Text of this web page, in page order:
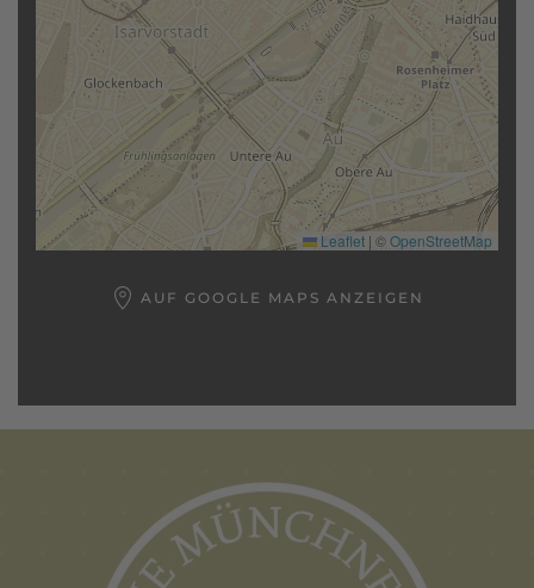
Leaflet | ©OpenStreetMap
AUF GOOGLE MAPS ANZEIGEN